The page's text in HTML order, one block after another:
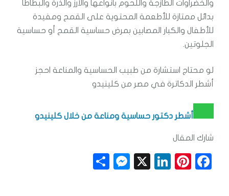
والخضراوات الطازجة واللحوم بأنواعها والأرز والذرة والبطاطا
بدائل ممتازة للأطعمة المحتوية على القمح ومفيدة
للأطفال والكبار المصابين بمرض حساسية القمح أو حساسية
الجلوتين.
لو محتاج استشارة من طبيب الحساسية والمناعة احجز
أشطر الدكاترة في مصر من كلينيدو
أشطر دكتور حساسية ومناعة من خلال كلينيدو
شارك المقال
F
Pi
Li
X
M
S